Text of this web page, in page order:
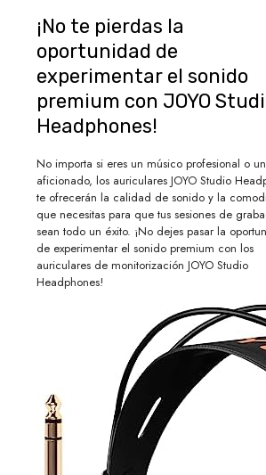
¡No te pierdas la
oportunidad de
experimentar el sonido
premium con JOYO
Headphones!
No importa si eres un músico profesional o un
aficionado, los auriculares JOYO Studio
te ofrecerán la calidad de sonido y la
que necesitas para que tus sesiones de
sean todo un éxito. ¡No dejes pasar la
de experimentar el sonido premium con los
auriculares de monitorización JOYO Studio
Headphones!